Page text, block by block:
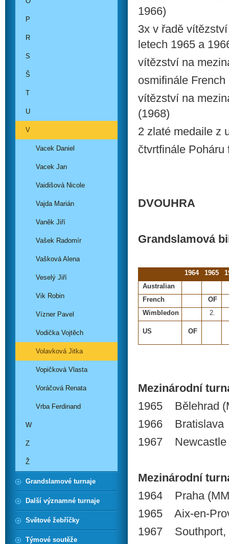
1966)
3x v řadě
letech 1965 a
vítězství na
osmifinále
vítězství na
(1968)
2 zlaté medaile z
čtvrtfinále Poháru
DVOUHRA
Grandslamová
1964 1965
Australian
French
OF
Wimbledon
2.
US OF
Mezinárodní
1965 Bělehrad
1966 Bratislava
1967 Newcastle
Mezinárodní
1964 Praha
1965 Aix-en-
1967 Southport,
P
R
S
Š
T
U
V
Vacek Daniel
Vacek Jan
Vaidišová Nicole
Vajda Marián
Vaněk Jiří
Vašek Radomír
Vašková Alena
Veselý Jiří
Vik Robin
Vízner Pavel
Vodička Vojtěch
Volavková Jitka
Vopičková Vlasta
Voráčová Renata
Vrba Ferdinand
W
Z
Ž
Grandslamové turnaje
Další významné turnaje
Světové žebříčky
Týmové soutěže